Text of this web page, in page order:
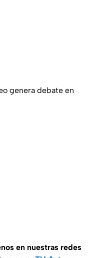
genera debate en
en nuestras redes